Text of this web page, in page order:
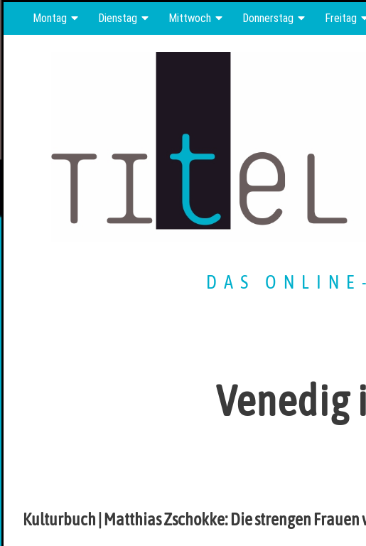
Montag Dienstag Mittwoch Donnerstag Freitag
DAS
Venedig
Kulturbuch | Matthias Zschokke: Die strengen Frauen